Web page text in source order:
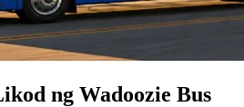
ng Wadoozie Bus